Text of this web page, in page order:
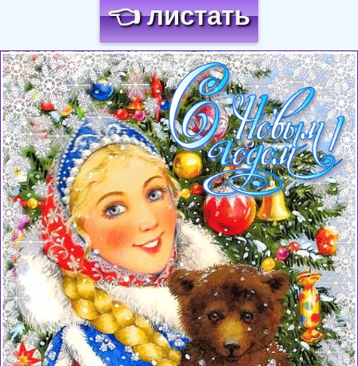
👈 листать
Загрузка картинки...